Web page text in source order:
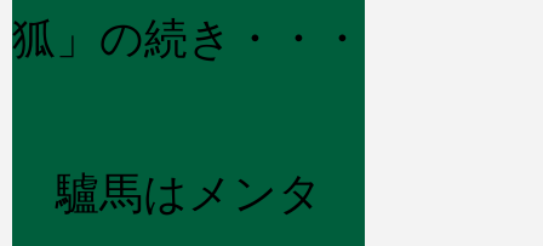
狐」の続き・・・
驢馬はメンタ